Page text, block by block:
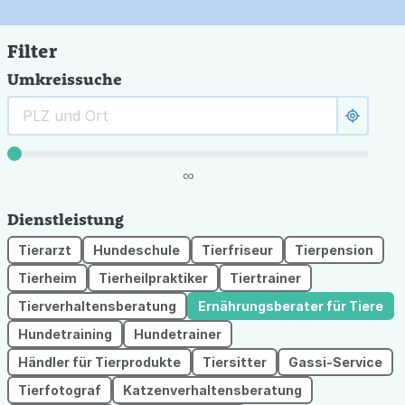
Filter
Umkreissuche
∞
Dienstleistung
Tierarzt Hundeschule Tierfriseur
Tierpension
Tierheim
Tierheilpraktiker
Tiertrainer
Tierverhaltensberatung
Ernährungsberater für Tiere
Hundetraining
Hundetrainer
Händler für Tierprodukte
Tiersitter
Gassi-Service
Tierfotograf
Katzenverhaltensberatung